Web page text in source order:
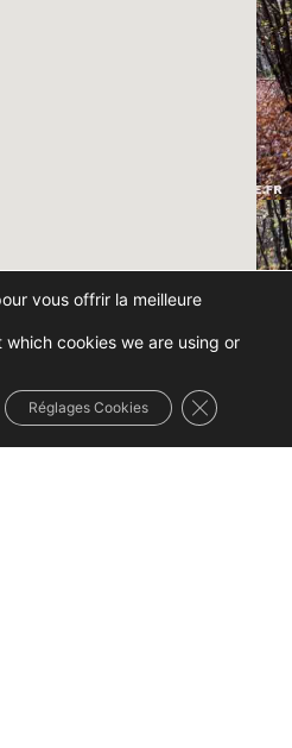
vous offrir la meilleure
cookies we are using or
Réglages Cookies Fermer la